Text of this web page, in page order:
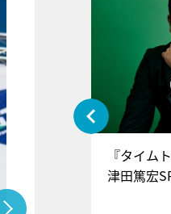
』＝LOV
SPインタ
『タイム
津田篤